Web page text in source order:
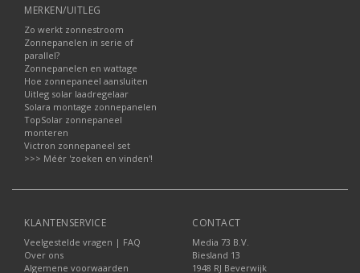
MERKEN/UITLEG
Zo werkt zonnestroom
Zonnepanelen in serie of
parallel?
Zonnepanelen en wattage
Hoe zonnepaneel aansluiten
Uitleg solar laadregelaar
Solara montage zonnepanelen
TopSolar zonnepaneel
monteren
Victron zonnepaneel set
>>> Méér 'zoeken en vinden'!
KLANTENSERVICE
Veelgestelde vragen | FAQ
Over ons
Algemene voorwaarden
CONTACT
Media 73 B.V.
Biesland 13
1948 RJ Beverwijk